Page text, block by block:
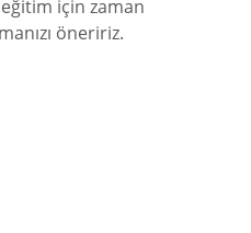
için zaman
öneririz.